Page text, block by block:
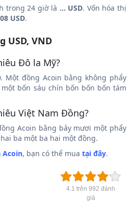
trong 24 giờ là ... USD. Vốn hóa thị
USD.
USD, VND
Đô la Mỹ?
Một đồng Acoin bằng không phẩy
bốn sáu chín bốn bốn bốn tám
Việt Nam Đồng?
Acoin bằng bảy mươi một phẩy
ba một ba hai một đồng.
Acoin, bạn có thể mua tại đây.
4.1 trên 992 đánh
giá